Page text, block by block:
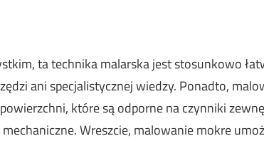
ta technika malarska jest stosunkowo
ani specjalistycznej wiedzy. Ponadto,
które są odporne na czynniki
Wreszcie, malowanie mokre